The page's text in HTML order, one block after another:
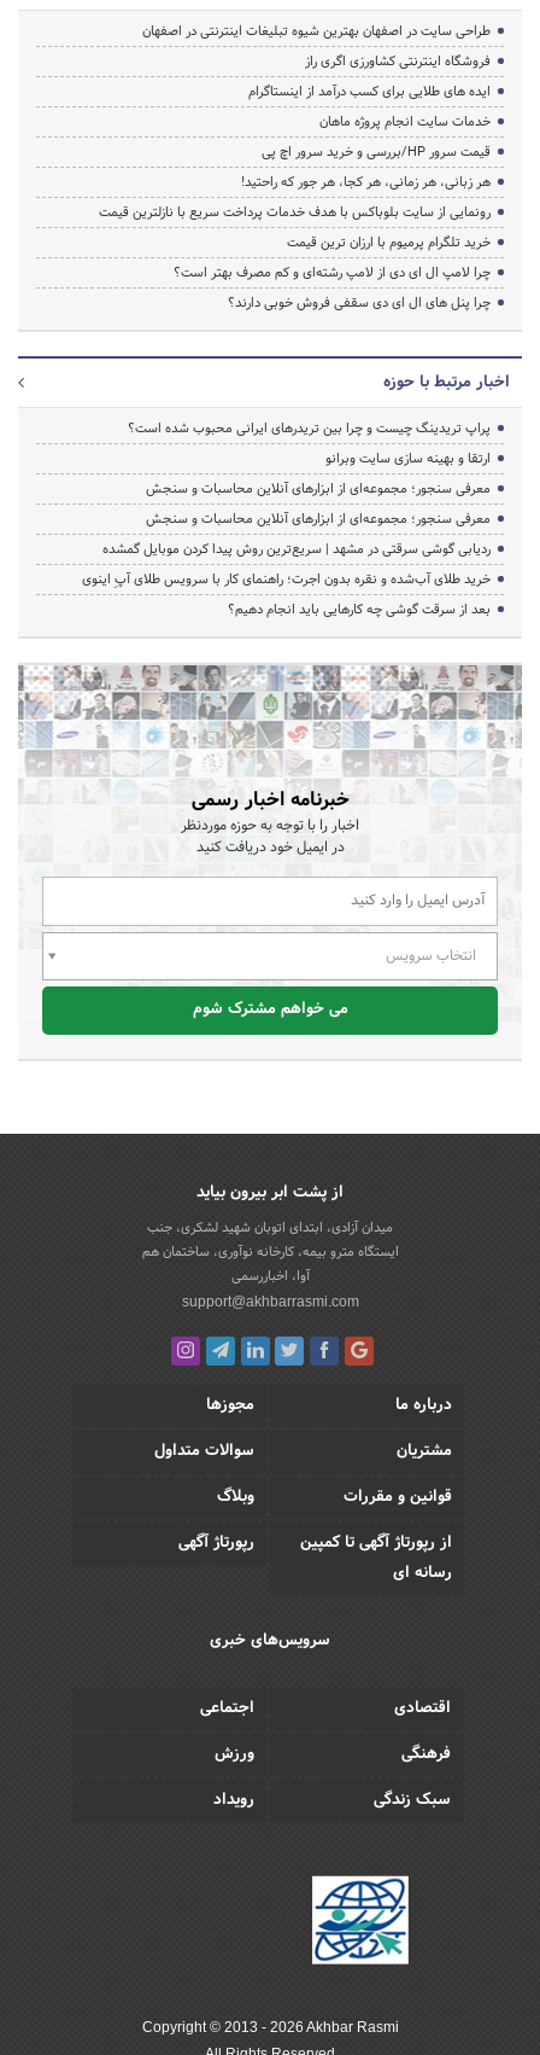
طراحی سایت در اصفهان بهترین شیوه تبلیغات اینترنتی در اصفهان
فروشگاه اینترنتی کشاورزی اگری راز
ایده های طلایی برای کسب درآمد از اینستاگرام
خدمات سایت انجام پروژه ماهان
قیمت سرور HP/بررسی و خرید سرور اچ پی
هر زبانی، هر زمانی، هر کجا، هر جور که راحتید!
رونمایی از سایت بلوباکس با هدف خدمات پرداخت سریع با نازلترین قیمت
خرید تلگرام پرمیوم با ارزان ترین قیمت
چرا لامپ ال ای دی از لامپ رشته‌ای و کم مصرف بهتر است؟
چرا پنل های ال ای دی سقفی فروش خوبی دارند؟
اخبار مرتبط با حوزه
پراپ تریدینگ چیست و چرا بین تریدرهای ایرانی محبوب شده است؟
ارتقا و بهینه سازی سایت وبرانو
معرفی سنجور؛ مجموعه‌ای از ابزارهای آنلاین محاسبات و سنجش
معرفی سنجور؛ مجموعه‌ای از ابزارهای آنلاین محاسبات و سنجش
ردیابی گوشی سرقتی در مشهد | سریع‌ترین روش پیدا کردن موبایل گمشده
خرید طلای آب‌شده و نقره بدون اجرت؛ راهنمای کار با سرویس طلای آپِ اینوی
بعد از سرقت گوشی چه کارهایی باید انجام دهیم؟
خبرنامه اخبار رسمی
اخبار را با توجه به حوزه موردنظر
در ایمیل خود دریافت کنید
انتخاب سرویس
می خواهم مشترک شوم
از پشت ابر بیرون بیاید
میدان آزادی، ابتدای اتوبان شهید لشکری، جنب
ایستگاه مترو بیمه، کارخانه نوآوری، ساختمان هم
آوا، اخباررسمی
support@akhbarrasmi.com
درباره ما
مجوزها
مشتریان
سوالات متداول
قوانین و مقررات
وبلاگ
از رپورتاژ آگهی تا کمپین
رسانه ای
رپورتاژ آگهی
سرویس‌های خبری
اقتصادی
اجتماعی
فرهنگی
ورزش
سبک زندگی
رویداد
Copyright © 2013 - 2026 Akhbar Rasmi